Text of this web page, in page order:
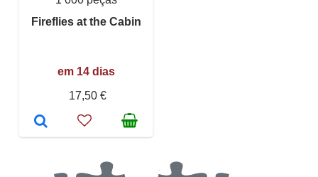
Fireflies at the Cabin
em 14 dias
17,50 €